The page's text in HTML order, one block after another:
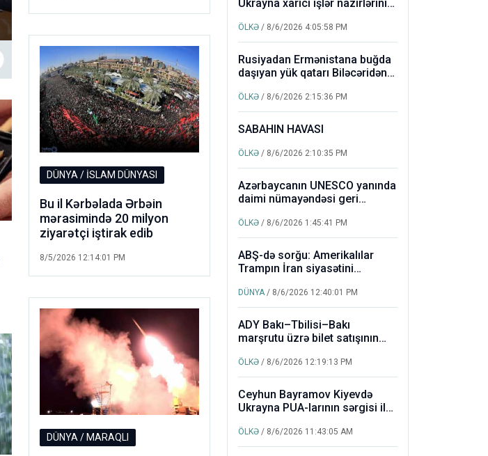
DÜNYA / İSLAM DÜNYASI
Bu il Kərbəlada Ərbəin
mərasimində 20 milyon
ziyarətçi iştirak edib
8/5/2026 12:14:01 PM
DÜNYA / MARAQLI
Ukrayna xarici işlər nazirlərinin
ÖLKƏ / 8/6/2026 4:05:58 PM
Rusiyadan Ermənistana buğda
daşıyan yük qatarı Biləcəridən
ÖLKƏ / 8/6/2026 2:15:36 PM
SABAHIN HAVASI
ÖLKƏ / 8/6/2026 2:10:35 PM
Azərbaycanın UNESCO yanında
daimi nümayəndəsi geri
ÖLKƏ / 8/6/2026 1:45:41 PM
ABŞ-də sorğu: Amerikalılar
Trampın İran siyasətini
DÜNYA / 8/6/2026 12:40:01 PM
ADY Bakı–Tbilisi–Bakı
marşrutu üzrə bilet satışının
ÖLKƏ / 8/6/2026 12:19:13 PM
Ceyhun Bayramov Kiyevdə
Ukrayna PUA-larının sərgisi ilə
ÖLKƏ / 8/6/2026 11:43:05 AM